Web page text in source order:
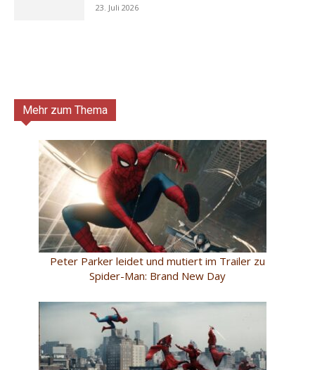
23. Juli 2026
Mehr zum Thema
Peter Parker leidet und mutiert im Trailer zu
Spider-Man: Brand New Day